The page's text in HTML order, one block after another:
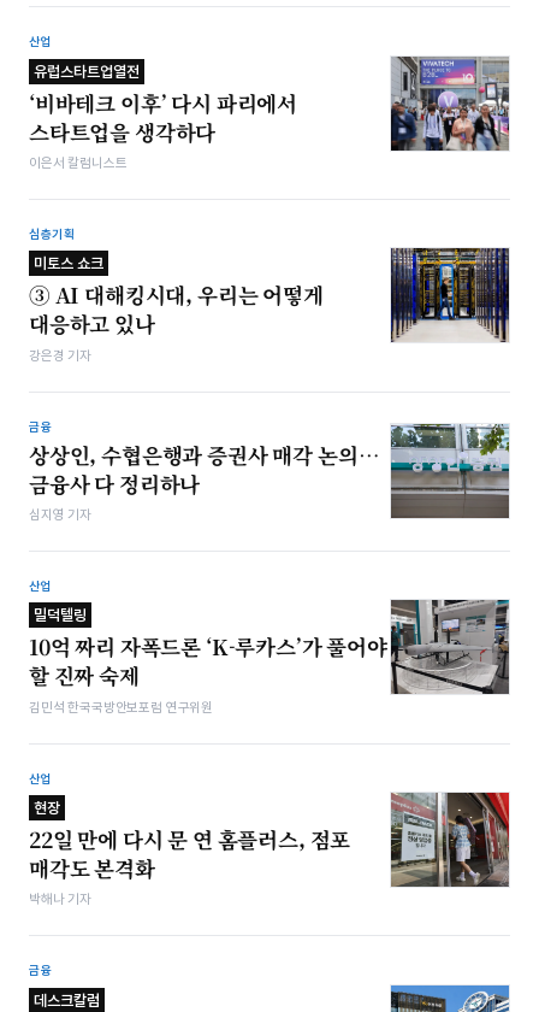
산업
유럽스타트업열전
‘비바테크 이후’ 다시 파리에서
스타트업을 생각하다
이은서 칼럼니스트
심층기획
미토스 쇼크
③ AI 대해킹시대, 우리는 어떻게
대응하고 있나
강은경 기자
금융
상상인, 수협은행과 증권사 매각 논의…
금융사 다 정리하나
심지영 기자
산업
밀덕텔링
10억 짜리 자폭드론 ‘K-루카스’가 풀어야
할 진짜 숙제
김민석 한국국방안보포럼 연구위원
산업
현장
22일 만에 다시 문 연 홈플러스, 점포
매각도 본격화
박해나 기자
금융
데스크칼럼